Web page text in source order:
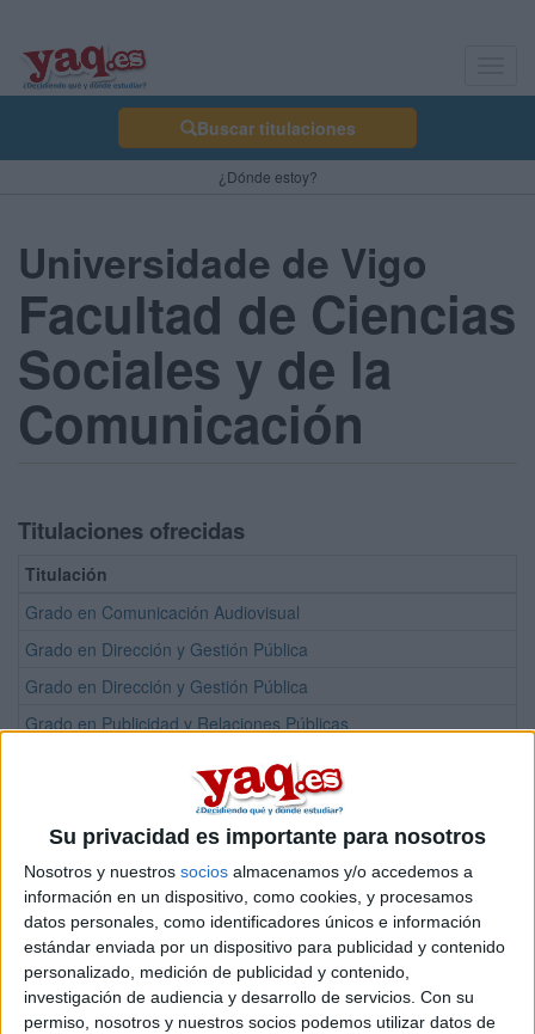
Su privacidad es importante para nosotros
Nosotros y nuestros socios almacenamos y/o accedemos a
información en un dispositivo, como cookies, y procesamos
datos personales, como identificadores únicos e información
estándar enviada por un dispositivo para publicidad y contenido
personalizado, medición de publicidad y contenido,
investigación de audiencia y desarrollo de servicios. Con su
permiso, nosotros y nuestros socios podemos utilizar datos de
Buscar titulaciones
¿Dónde estoy?
Universidade de Vigo
Facultad de Ciencias
Sociales y de la
Comunicación
Titulaciones ofrecidas
Titulación
Grado en Comunicación Audiovisual
Grado en Dirección y Gestión Pública
Grado en Dirección y Gestión Pública
Grado en Publicidad y Relaciones Públicas
Máster Universitario en Abogacía
Máster Universitario en Comunicación en Medios Sociales y
Máster Universitario en Dirección de Arte en Publicidad
Máster Universitario en Dirección Pública y Liderazgo Institucional
¡Síguenos en Facebook!